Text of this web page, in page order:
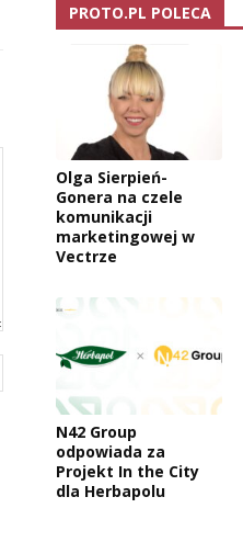
Internetowa:
PROTO.PL POLECA
Olga Sierpień-
Gonera na czele
komunikacji
marketingowej w
Vectrze
N42 Group
odpowiada za
Projekt In the City
dla Herbapolu